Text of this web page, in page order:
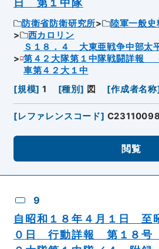
防衛省防衛研究所 陸軍一般史
西カロリン
Ｓ１８．４ 大東亜戦争中部太
第４２大隊第１中隊戦闘詳報
車第４２大１中
[規模] 1 [種別 ] 図 [作成者名称]
[レファレンスコード]
閲覧
9
自昭和１８年４月１日 至
０日 行動詳報 第１８号